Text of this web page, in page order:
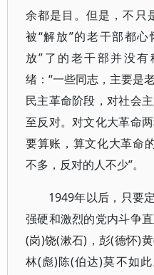
余都是目。但是，不只
被“解放”的老干部都
放”了的老干部并没
绪：“一些同志，主要是
民主革命阶段，对社会
至反对。对文化大革命
要算账，算文化大革命
不多，反对的人不少”。
1949年以后，只要
强硬和激烈的党内斗争
(岗)饶(漱石)，彭(德怀)
林(彪)陈(伯达)莫不如